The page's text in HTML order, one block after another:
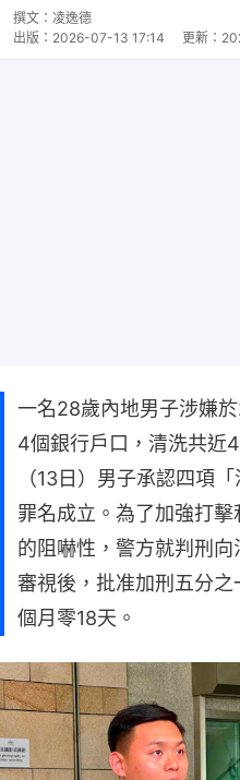
撰文： 凌逸德
出版： 2026-07-13 17:14 更新：
一名28歲內地男子涉嫌
4個銀行戶口，清洗共近
（13日）男子承認四項
罪名成立。為了加強打
的阻嚇性，警方就判刑
審視後，批准加刑五分
個月零18天。